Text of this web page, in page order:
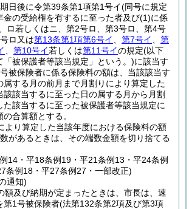
日後に令第39条第1項第1号イ(同号に規定
金の受給権を有するに至った者及び(1)に係
、ロ若しくはニ、第2号ロ、第3号ロ、第4号
ロ又は第13条第1項第6号イ 第7号イ
第
第10号イ若しくは第11号イの規定(以下
「被保護者等該当規定」という。)に該当す
被保険者に係る保険料の額は、当該該当す
属する月の前月まで月割りにより算定した
該該当するに至った日の属する月から月割
た該当するに至った被保護者等該当規定に
合算額とする。
より算定した当該年度における保険料の額
があるときは、その端数金額を切り捨てる
14・平18条例19・平21条例13・平24条例
条例18・平27条例27・一部改正)
通知)
額及び納期が定まったときは、市長は、速
第1号被保険者(法第132条第2項及び第3項